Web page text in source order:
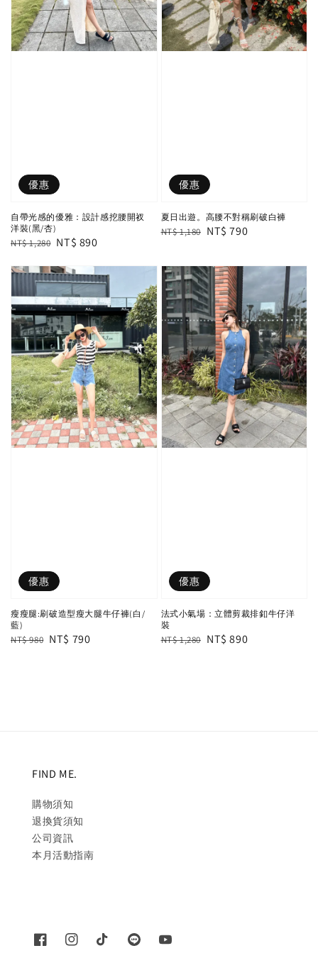
優惠
自帶光感的優雅：設計感挖腰開衩
洋裝(黑/杏)
Regular
NT$ 1,280 Sale
NT$ 890
優惠
夏日出遊。高腰不對稱刷破白褲
Regular
NT$ 1,180 Sale
NT$ 790
優惠
瘦瘦腿:刷破造型瘦大腿牛仔褲(白/
藍)
Regular
NT$ 980 Sale
NT$ 790
優惠
法式小氣場：立體剪裁排釦牛仔洋
裝
Regular
NT$ 1,280 Sale
NT$ 890
FIND ME.
購物須知
退換貨須知
公司資訊
本月活動指南